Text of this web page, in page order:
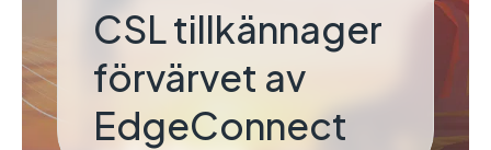
CSL tillkännager
förvärvet av
EdgeConnect